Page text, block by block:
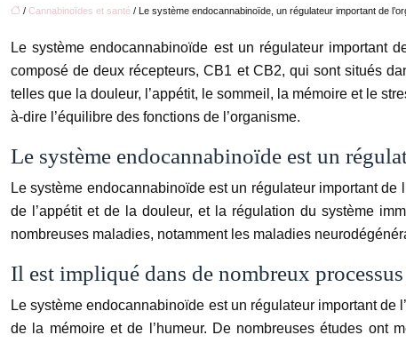
/ Cannabinoïdes et santé / Le système endocannabinoïde, un régulateur important de
Le système endocannabinoïde est un régulateur important
composé de deux récepteurs, CB1 et CB2, qui sont situés
telles que la douleur, l’appétit, le sommeil, la mémoire et le
à-dire l’équilibre des fonctions de l’organisme.
Le système endocannabinoïde est un
Le système endocannabinoïde est un régulateur important
de l’appétit et de la douleur, et la régulation du système
nombreuses maladies, notamment les maladies
Il est impliqué dans de nombreux
Le système endocannabinoïde est un régulateur important
de la mémoire et de l’humeur. De nombreuses études ont